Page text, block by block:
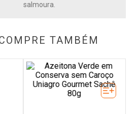
salmoura.
TAMBÉM